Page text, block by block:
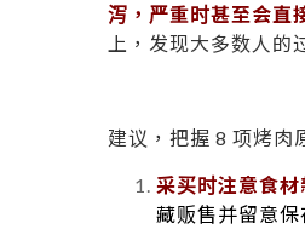
泻，严重时甚至会直
上，发现大多数人的
建议，把握 8 项烤肉
采买时注意食
藏贩售并留意